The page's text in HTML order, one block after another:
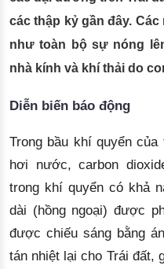
các thập kỷ gần đây.
như toàn bộ sự nóng
nhà kính và khí thải do
Diễn biến báo động
Trong bầu khí quyển
hơi nước, carbon
trong khí quyển có khả
dài (hồng ngoại) được
được chiếu sáng bằng
tán nhiệt lại cho Trái đất,